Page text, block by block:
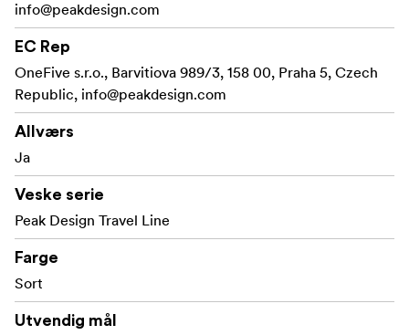
Tyverisikre glidelåstrekkere. Beskyttet
bagasjelappholder. Gjennomgang for å feste til
rullbag.
Polstrede skulderstropper kan stues bort under
eller komprimere innholdet.
Eksterne bærestropper kan stues bort under en
utvidelseskapasitet for vannflasker, stativer og mer.
lommer for nøkler, briller, pass osv.
info@peakdesign.com
EC Rep
OneFive s.r.o., Barvitiova 989/3, 158 00, Praha 5, Czech
Republic, info@peakdesign.com
Allværs
Ja
Veske serie
Peak Design Travel Line
Farge
Sort
Utvendig mål